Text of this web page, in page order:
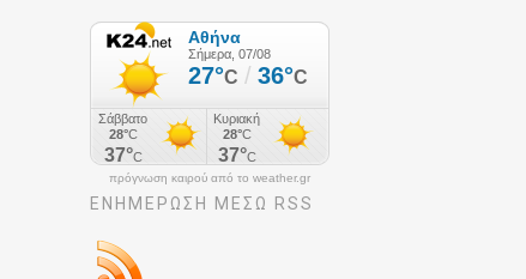
πρόγνωση καιρού από το weather.gr
ΕΝΗΜΈΡΩΣΉ ΜΕΣΩ RSS